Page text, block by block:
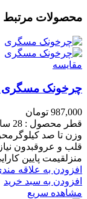
محصولات مرتبط
مقایسه
چرخونک مسگری
987,000 تومان
وزن تا صد
قلب و عروقبدون
منزلقیمت پایین
افزودن به علاقه
افزودن به سبد خرید
مشاهده سریع